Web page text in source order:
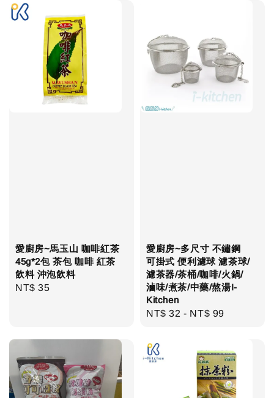
愛廚房~馬玉山 咖啡紅茶
45g*2包 茶包 咖啡 紅茶
飲料 沖泡飲料
Regular
NT$ 35
愛廚房~多尺寸 不鏽鋼
可掛式 便利濾球 濾茶球/
濾茶器/茶桶/咖啡/火鍋/
滷味/煮茶/中藥/熬湯I-
Kitchen
Regular
NT$ 32 - NT$ 99